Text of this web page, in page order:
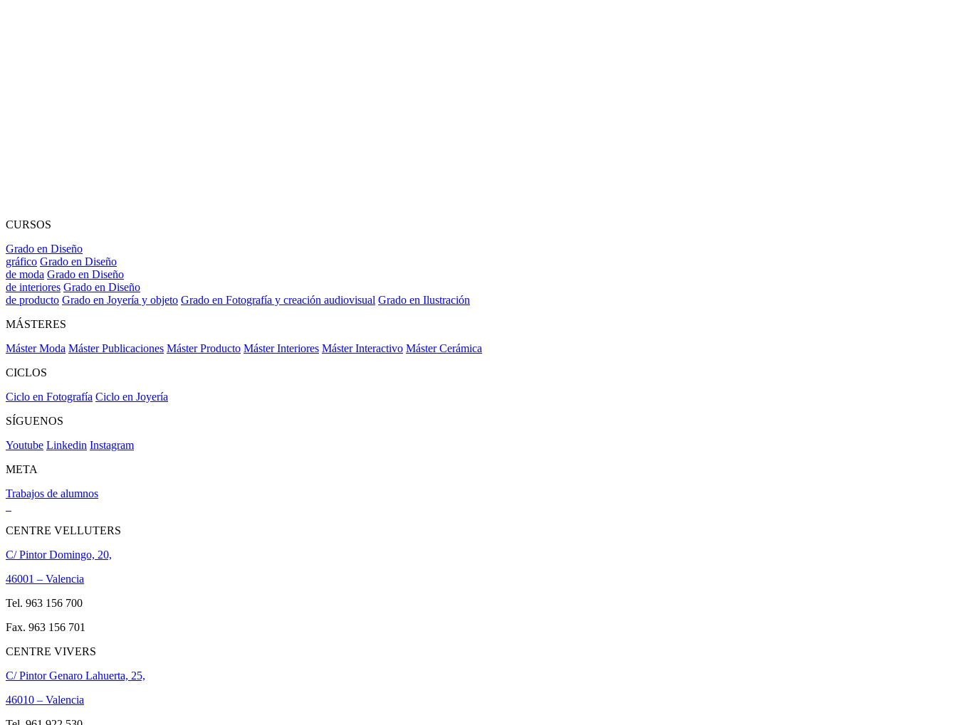
CURSOS
Grado en Diseño
gráfico Grado en Diseño
de moda Grado en Diseño
de interiores Grado en Diseño
de producto Grado en Joyería y objeto Grado en Fotografía y creación audiovisual Grado en Ilustración
MÁSTERES
Máster Moda Máster Publicaciones Máster Producto Máster Interiores Máster Interactivo Máster Cerámica
CICLOS
Ciclo en Fotografía Ciclo en Joyería
SÍGUENOS
Youtube Linkedin Instagram
META
Trabajos de alumnos
CENTRE VELLUTERS
C/ Pintor Domingo, 20,
46001 – Valencia
Tel. 963 156 700
Fax. 963 156 701
CENTRE VIVERS
C/ Pintor Genaro Lahuerta, 25,
46010 – Valencia